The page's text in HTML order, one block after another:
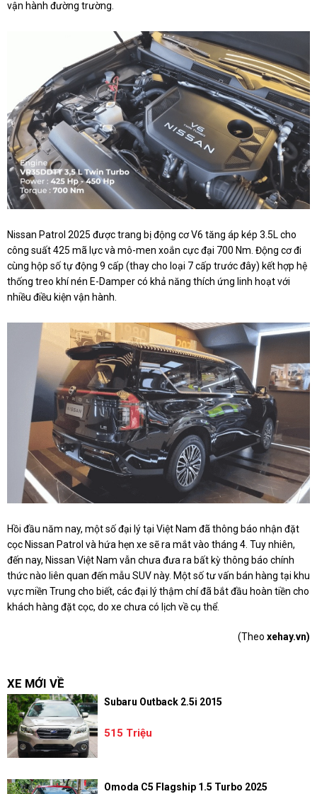
vận hành đường trường.
Nissan Patrol 2025 được trang bị động cơ V6 tăng áp kép 3.5L cho
công suất 425 mã lực và mô-men xoắn cực đại 700 Nm. Động cơ đi
cùng hộp số tự động 9 cấp (thay cho loại 7 cấp trước đây) kết hợp hệ
thống treo khí nén E-Damper có khả năng thích ứng linh hoạt với
nhiều điều kiện vận hành.
Hồi đầu năm nay, một số đại lý tại Việt Nam đã thông báo nhận đặt
cọc Nissan Patrol và hứa hẹn xe sẽ ra mắt vào tháng 4. Tuy nhiên,
đến nay, Nissan Việt Nam vẫn chưa đưa ra bất kỳ thông báo chính
thức nào liên quan đến mẫu SUV này. Một số tư vấn bán hàng tại khu
vực miền Trung cho biết, các đại lý thậm chí đã bắt đầu hoàn tiền cho
khách hàng đặt cọc, do xe chưa có lịch về cụ thể.
(Theo xehay.vn)
XE MỚI VỀ
Subaru Outback 2.5i 2015
515 Triệu
Omoda C5 Flagship 1.5 Turbo 2025